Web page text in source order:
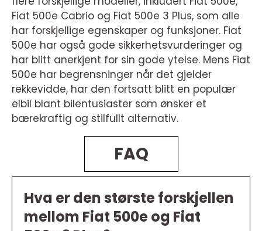
Fiat 500e Cabrio og Fiat 500e 3 Plus, som alle
har forskjellige egenskaper og funksjoner. Fiat
500e har også gode sikkerhetsvurderinger og
har blitt anerkjent for sin gode ytelse. Mens Fiat
500e har begrensninger når det gjelder
rekkevidde, har den fortsatt blitt en populær
elbil blant bilentusiaster som ønsker et
bærekraftig og stilfullt alternativ.
FAQ
Hva er den største forskjellen
mellom Fiat 500e og Fiat